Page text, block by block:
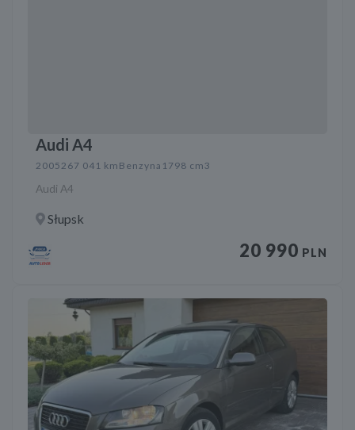
Audi A4
2005267 041 km Benzyna 1798 cm3
Audi A4
Słupsk
20 990 PLN